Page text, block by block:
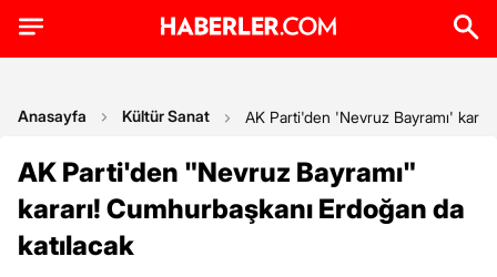
Anasayfa Kültür Sanat AK Parti'den 'Nevruz Bayramı'
AK Parti'den "Nevruz Bayramı"
kararı! Cumhurbaşkanı Erdoğan da
katılacak